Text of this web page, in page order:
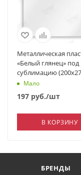
Металлическая
«Белый глянец» под
сублимацию
мм)Мало
197 руб./шт
В КОРЗИНУ
БРЕНДЫ